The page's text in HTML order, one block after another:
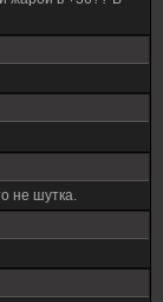
не шутка.